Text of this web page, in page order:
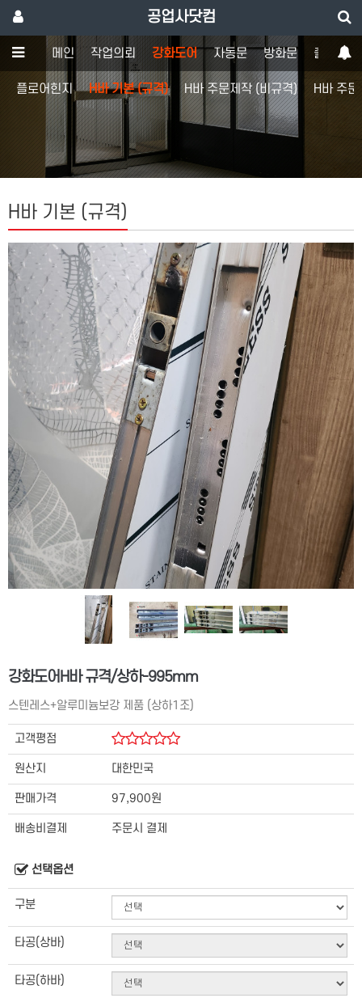
공업사닷컴
메인 작업의뢰 강화도어 자동문 방화문 출입통제
플로어힌지 H바 기본 (규격) H바 주문제작 (비규격) H바 주
H바 기본 (규격)
강화도어H바 규격/상하-995mm
스텐레스+알루미늄보강 제품 (상하1조)
고객평점
원산지 대한민국
판매가격 97,900원
배송비결제 주문시 결제
선택옵션
구분
타공(상바)
타공(하바)